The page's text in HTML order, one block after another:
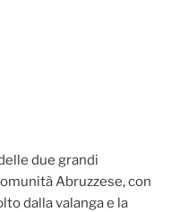
due grandi
Abruzzese, con
dalla valanga e la